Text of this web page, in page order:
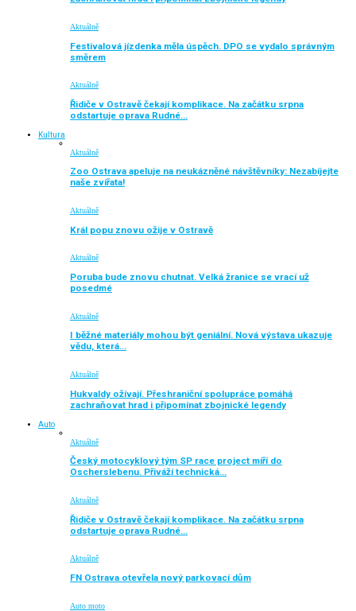
Aktuálně
Festivalová jízdenka měla úspěch. DPO se vydalo správným
směrem
Aktuálně
Řidiče v Ostravě čekají komplikace. Na začátku srpna
odstartuje oprava Rudné…
Kultura
Aktuálně
Zoo Ostrava apeluje na neukázněné návštěvníky: Nezabíjejte
naše zvířata!
Aktuálně
Král popu znovu ožije v Ostravě
Aktuálně
Poruba bude znovu chutnat. Velká žranice se vrací už
posedmé
Aktuálně
I běžné materiály mohou být geniální. Nová výstava ukazuje
vědu, která…
Aktuálně
Hukvaldy ožívají. Přeshraniční spolupráce pomáhá
zachraňovat hrad i připomínat zbojnické legendy
Auto
Aktuálně
Český motocyklový tým SP race project míří do
Oscherslebenu. Přiváží technická…
Aktuálně
Řidiče v Ostravě čekají komplikace. Na začátku srpna
odstartuje oprava Rudné…
Aktuálně
FN Ostrava otevřela nový parkovací dům
Auto moto